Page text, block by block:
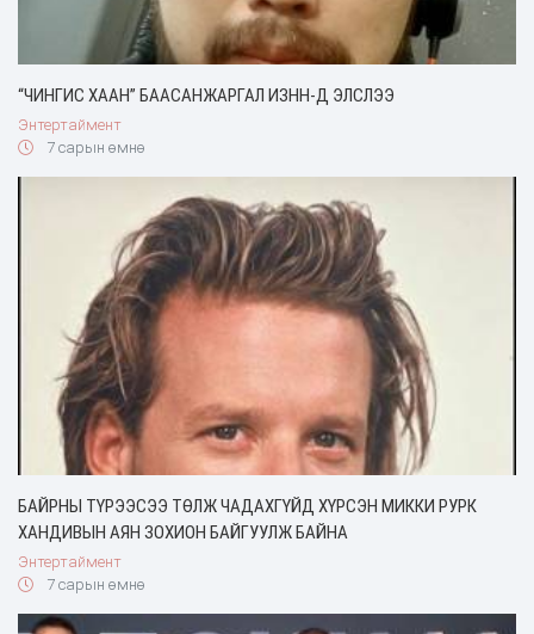
“ЧИНГИС ХААН” БААСАНЖАРГАЛ ИЗНН-Д ЭЛСЛЭЭ
Энтертаймент
7 сарын өмнө
БАЙРНЫ ТҮРЭЭСЭЭ ТӨЛЖ ЧАДАХГҮЙД ХҮРСЭН МИККИ РУРК
ХАНДИВЫН АЯН ЗОХИОН БАЙГУУЛЖ БАЙНА
Энтертаймент
7 сарын өмнө